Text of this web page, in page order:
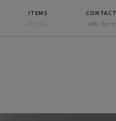
ITEMS
アイテム
CONTACT
お問い合わせ